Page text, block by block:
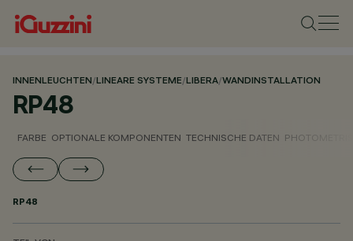
INNENLEUCHTEN/LINEARE SYSTEME/LIBERA/WANDINSTALLATION
RP48
FARBE OPTIONALE KOMPONENTEN TECHNISCHE DATEN
RP48